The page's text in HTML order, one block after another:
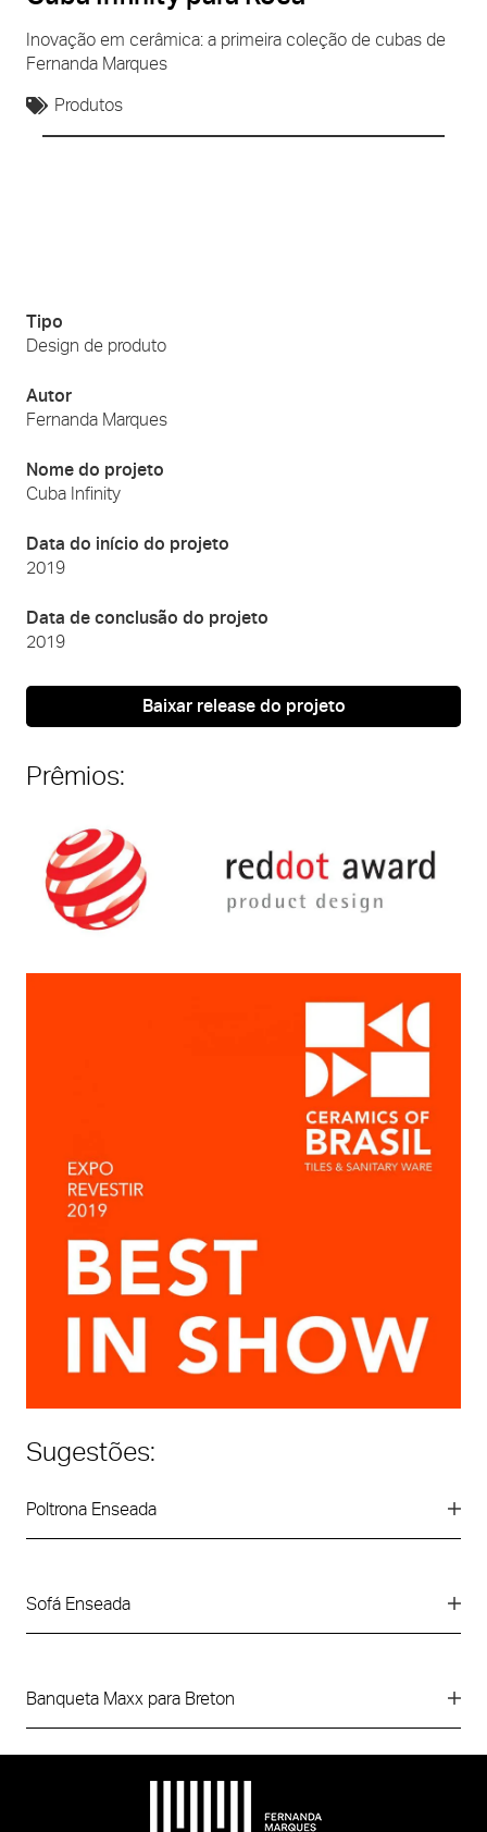
Inovação em cerâmica: a primeira coleção de cubas de
Fernanda Marques
Produtos
Tipo
Design de produto
Autor
Fernanda Marques
Nome do projeto
Cuba Infinity
Data do início do projeto
2019
Data de conclusão do projeto
2019
Baixar release do projeto
Prêmios:
Sugestões:
Poltrona Enseada
Sofá Enseada
Banqueta Maxx para Breton